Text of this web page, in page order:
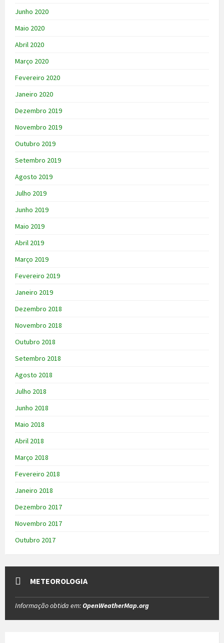
Junho 2020
Maio 2020
Abril 2020
Março 2020
Fevereiro 2020
Janeiro 2020
Dezembro 2019
Novembro 2019
Outubro 2019
Setembro 2019
Agosto 2019
Julho 2019
Junho 2019
Maio 2019
Abril 2019
Março 2019
Fevereiro 2019
Janeiro 2019
Dezembro 2018
Novembro 2018
Outubro 2018
Setembro 2018
Agosto 2018
Julho 2018
Junho 2018
Maio 2018
Abril 2018
Março 2018
Fevereiro 2018
Janeiro 2018
Dezembro 2017
Novembro 2017
Outubro 2017
METEOROLOGIA
Informação obtida em:OpenWeatherMap.org